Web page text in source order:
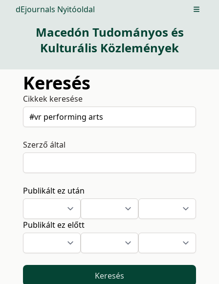
dEjournals Nyitóoldal Open
Macedón Tudományos és
Kulturális Közlemények
Keresés
Cikkek keresése
Szerző által
Publikált ez után
Publikált ez előtt
Keresés